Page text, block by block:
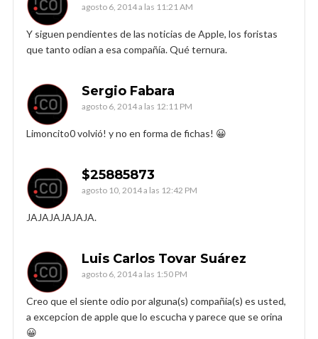
agosto 6, 2014 a las 11:21 AM
Y siguen pendientes de las noticias de Apple, los foristas
que tanto odian a esa compañía. Qué ternura.
Sergio Fabara
agosto 6, 2014 a las 12:11 PM
Limoncito0 volvió! y no en forma de fichas! 😀
$25885873
agosto 10, 2014 a las 12:42 PM
JAJAJAJAJAJA.
Luis Carlos Tovar Suárez
agosto 6, 2014 a las 1:50 PM
Creo que el siente odio por alguna(s) compañia(s) es usted,
a excepcion de apple que lo escucha y parece que se orina
😀